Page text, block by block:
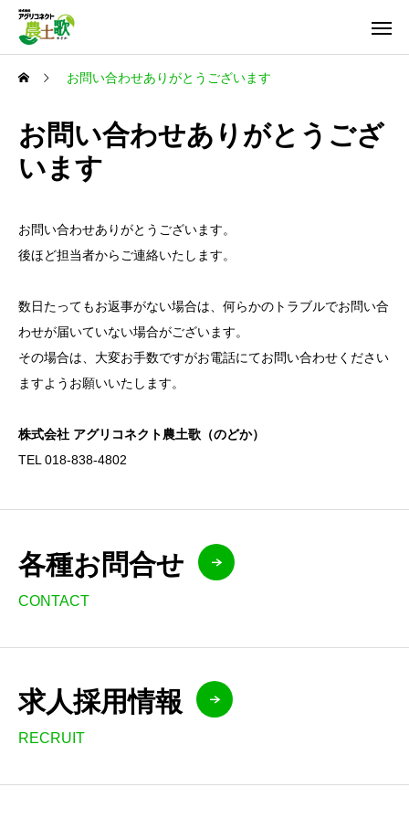
お問い合わせありがとうございます
お問い合わせありがとうござ
います
お問い合わせありがとうございます。
後ほど担当者からご連絡いたします。
数日たってもお返事がない場合は、何らかのトラブルでお問い合
わせが届いていない場合がございます。
その場合は、大変お手数ですがお電話にてお問い合わせください
ますようお願いいたします。
株式会社 アグリコネクト農土歌（のどか）
TEL 018-838-4802
各種お問合せ
CONTACT
求人採用情報
RECRUIT